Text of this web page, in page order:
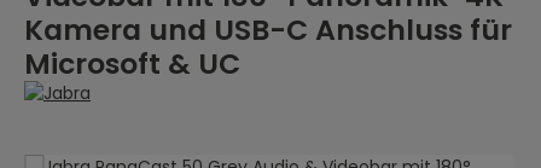
Kamera und USB-C Anschluss für
Microsoft & UC